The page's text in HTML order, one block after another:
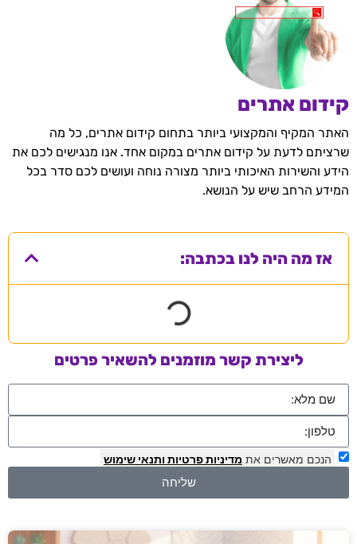
קידום אתרים
האתר המקיף והמקצועי ביותר בתחום קידום אתרים, כל מה
שרציתם לדעת על קידום אתרים במקום אחד. אנו מנגישים לכם את
הידע והשירות האיכותי ביותר מצורה נוחה ועושים לכם סדר בכל
המידע הרחב שיש על הנושא.
אז מה היה לנו בכתבה:
ליצירת קשר מוזמנים להשאיר פרטים
הנכם מאשרים את מדיניות פרטיות ותנאי שימוש
שליחה